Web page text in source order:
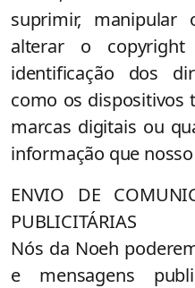
suprimir,
alterar o
identificação dos
como os dispositivos
marcas digitais ou
informação que
ENVIO DE
PUBLICITÁRIAS
Nós da Noeh
e mensagens